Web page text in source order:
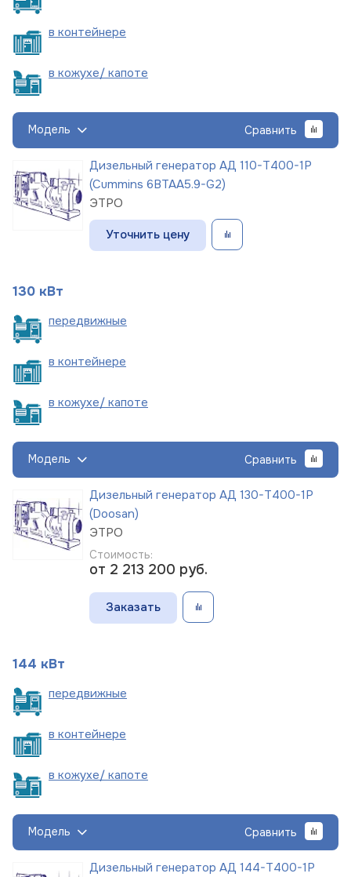
в контейнере
в кожухе/ капоте
Модель Сравнить
Дизельный генератор АД 110-Т400-1Р
(Cummins 6BTAA5.9-G2)
ЭТРО
Уточнить цену
130 кВт
передвижные
в контейнере
в кожухе/ капоте
Модель Сравнить
Дизельный генератор АД 130-Т400-1Р
(Doosan)
ЭТРО
Стоимость:
от 2 213 200 руб.
Заказать
144 кВт
передвижные
в контейнере
в кожухе/ капоте
Модель Сравнить
Дизельный генератор АД 144-Т400-1Р